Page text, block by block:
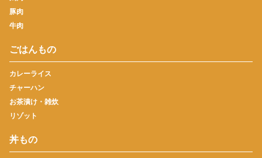
豚肉
牛肉
ごはんもの
カレーライス
チャーハン
お茶漬け・雑炊
リゾット
丼もの